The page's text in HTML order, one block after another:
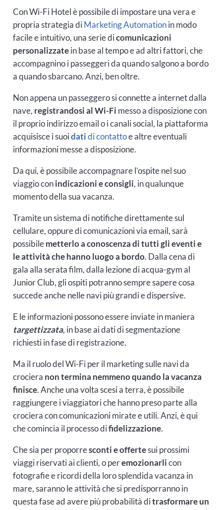
Con Wi-Fi Hotel è possibile di impostare una vera e
propria strategia diMarketing Automationin modo
facile e intuitivo, una serie dicomunicazioni
personalizzatein base al tempo e ad altri fattori, che
accompagnino i passeggeri da quando salgono a bordo
a quando sbarcano. Anzi, ben oltre.
Non appena un passeggero si connette a internet dalla
nave, registrandosi al Wi-Fi messo a disposizione con
il proprio indirizzo email o i canali social, la piattaforma
acquisisce i suoidatidi contattoe altre eventuali
informazioni messe a disposizione.
Da qui, è possibile accompagnare l’ospite nel suo
viaggio conindicazioni e consigli, in qualunque
momento della sua vacanza.
Tramite un sistema di notifiche direttamente sul
cellulare, oppure di comunicazioni via email, sarà
possibilemetterlo a conoscenza di tutti gli eventi e
le attività che hanno luogo a bordo. Dalla cena di
gala alla serata film, dalla lezione di acqua-gym al
Junior Club, gli ospiti potranno sempre sapere cosa
succede anche nelle navi più grandi e dispersive.
E le informazioni possono essere inviate in maniera
targettizzata, in base ai dati di segmentazione
richiesti in fase di registrazione.
Ma il ruolo del Wi-Fi per il marketing sulle navi da
crociera non termina nemmeno quando la vacanza
finisce. Anche una volta scesi a terra, è possibile
raggiungere i viaggiatori che hanno preso parte alla
crociera con comunicazioni mirate e utili. Anzi, è qui
che comincia il processo difidelizzazione.
Che sia per proporresconti e offertesui prossimi
viaggi riservati ai clienti, o peremozionarlicon
fotografie e ricordi della loro splendida vacanza in
mare, saranno le attività che si predisporranno in
questa fase ad avere più probabilità ditrasformare un